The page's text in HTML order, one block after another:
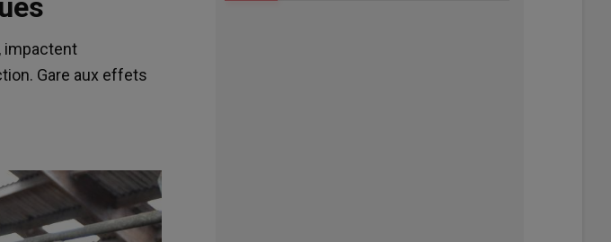
impactent
Gare aux effets